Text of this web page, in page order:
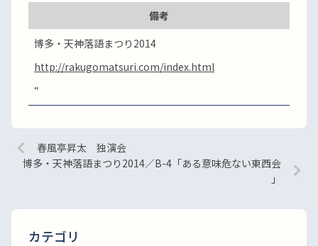
備考
博多・天神落語まつり2014
http://rakugomatsuri.com/index.html
“
春風亭昇太 独演会
博多・天神落語まつり2014／B-4「ある意味危ない東西会
」
カテゴリ